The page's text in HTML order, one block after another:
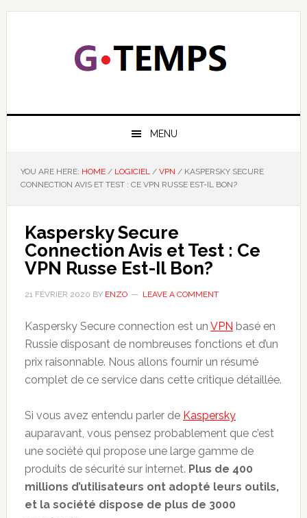
Skip
Skip
Skip
Skip
GTEMPS
MENU
YOU ARE HERE: HOME / LOGICIEL / VPN /KASPERSKY SECURE
CONNECTION AVIS ET TEST : CE VPN RUSSE EST-IL BON?
Kaspersky Secure
Connection Avis et Test : Ce
VPN Russe Est-Il Bon?
21 FÉVRIER 2020 BY ENZO LEAVE A COMMENT
Kaspersky Secure connection est un VPN basé en
Russie disposant de nombreuses fonctions et d’un
prix raisonnable. Nous allons fournir un résumé
complet de ce service dans cette critique détaillée.
Si vous avez entendu parler de Kaspersky
auparavant, vous pensez probablement que c’est
une société qui propose une large gamme de
produits de sécurité sur internet. Plus de 400
millions d’utilisateurs ont adopté leurs outils,
et la société dispose de plus de 3000